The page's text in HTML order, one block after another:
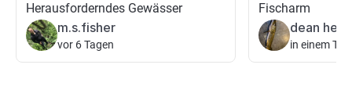
Herausforderndes Gewässer
m.s.fisher
vor 6 Tagen
Fischarm
dean
in einem Tag